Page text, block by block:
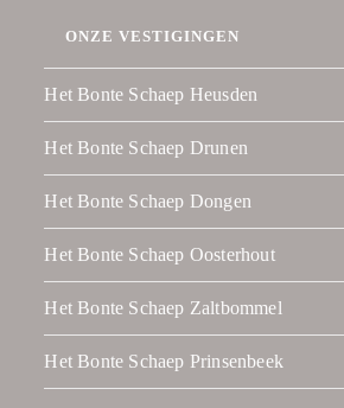
ONZE VESTIGINGEN
Het Bonte Schaep Heusden
Het Bonte Schaep Drunen
Het Bonte Schaep Dongen
Het Bonte Schaep Oosterhout
Het Bonte Schaep Zaltbommel
Het Bonte Schaep Prinsenbeek